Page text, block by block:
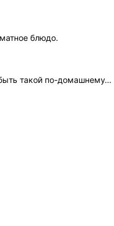
блюдо.
такой по-домашнему…